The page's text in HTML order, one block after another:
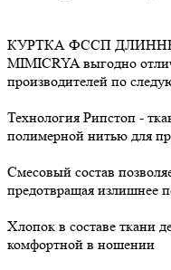
КУРТКА ФССП
MIMICRYA выгодно
производителей по
Технология Рипстоп -
полимерной нитью для
Смесовый состав
предотвращая излишнее
Хлопок в составе ткани
комфортной в ношении